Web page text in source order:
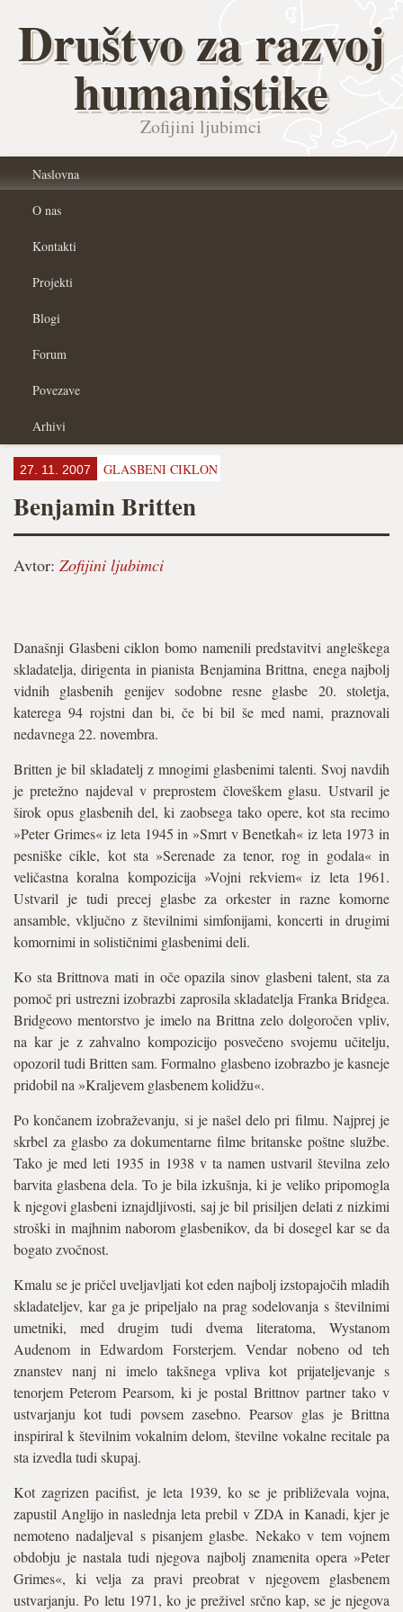
Društvo za razvoj
humanistike
Zofijini ljubimci
Naslovna
O nas
Kontakti
Projekti
Blogi
Forum
Povezave
Arhivi
27. 11. 2007 GLASBENI CIKLON
Benjamin Britten
Avtor: Zofijini ljubimci
Današnji Glasbeni ciklon bomo namenili predstavitvi angleškega
skladatelja, dirigenta in pianista Benjamina Brittna, enega najbolj
vidnih glasbenih genijev sodobne resne glasbe 20. stoletja,
katerega 94 rojstni dan bi, če bi bil še med nami, praznovali
nedavnega 22. novembra.
Britten je bil skladatelj z mnogimi glasbenimi talenti. Svoj navdih
je pretežno najdeval v preprostem človeškem glasu. Ustvaril je
širok opus glasbenih del, ki zaobsega tako opere, kot sta recimo
»Peter Grimes« iz leta 1945 in »Smrt v Benetkah« iz leta 1973 in
pesniške cikle, kot sta »Serenade za tenor, rog in godala« in
veličastna koralna kompozicija »Vojni rekviem« iz leta 1961.
Ustvaril je tudi precej glasbe za orkester in razne komorne
ansamble, vključno z številnimi simfonijami, koncerti in drugimi
komornimi in solističnimi glasbenimi deli.
Ko sta Brittnova mati in oče opazila sinov glasbeni talent, sta za
pomoč pri ustrezni izobrazbi zaprosila skladatelja Franka Bridgea.
Bridgeovo mentorstvo je imelo na Brittna zelo dolgoročen vpliv,
na kar je z zahvalno kompozicijo posvečeno svojemu učitelju,
opozoril tudi Britten sam. Formalno glasbeno izobrazbo je kasneje
pridobil na »Kraljevem glasbenem kolidžu«.
Po končanem izobraževanju, si je našel delo pri filmu. Najprej je
skrbel za glasbo za dokumentarne filme britanske poštne službe.
Tako je med leti 1935 in 1938 v ta namen ustvaril številna zelo
barvita glasbena dela. To je bila izkušnja, ki je veliko pripomogla
k njegovi glasbeni iznajdljivosti, saj je bil prisiljen delati z nizkimi
stroški in majhnim naborom glasbenikov, da bi dosegel kar se da
bogato zvočnost.
Kmalu se je pričel uveljavljati kot eden najbolj izstopajočih mladih
skladateljev, kar ga je pripeljalo na prag sodelovanja s številnimi
umetniki, med drugim tudi dvema literatoma, Wystanom
Audenom in Edwardom Forsterjem. Vendar nobeno od teh
znanstev nanj ni imelo takšnega vpliva kot prijateljevanje s
tenorjem Peterom Pearsom, ki je postal Brittnov partner tako v
ustvarjanju kot tudi povsem zasebno. Pearsov glas je Brittna
inspiriral k številnim vokalnim delom, številne vokalne recitale pa
sta izvedla tudi skupaj.
Kot zagrizen pacifist, je leta 1939, ko se je približevala vojna,
zapustil Anglijo in naslednja leta prebil v ZDA in Kanadi, kjer je
nemoteno nadaljeval s pisanjem glasbe. Nekako v tem vojnem
obdobju je nastala tudi njegova najbolj znamenita opera »Peter
Grimes«, ki velja za pravi preobrat v njegovem glasbenem
ustvarjanju. Po letu 1971, ko je preživel srčno kap, se je njegova